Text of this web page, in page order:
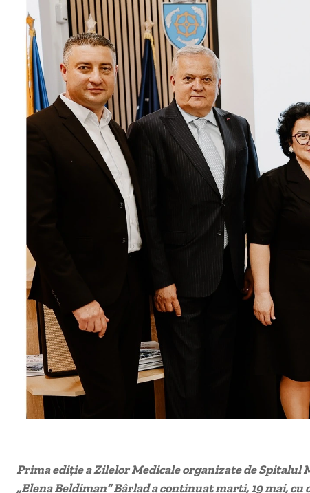
Prima ediție a Zilelor Medicale organizate de Spitalul
„Elena Beldiman” Bârlad a continuat marți, 19 mai, cu